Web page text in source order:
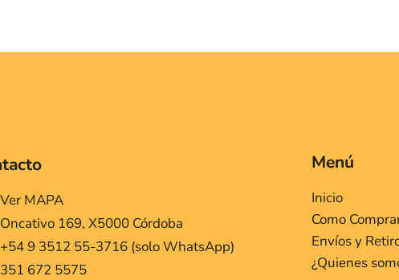
Ver MAPA
Oncativo 169, X5000 Córdoba
+54 9 3512 55-3716 (solo WhatsApp)
351 672 5575
Menú
Inicio
Como
Envíos y
¿Quienes